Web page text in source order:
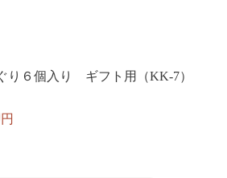
り６個入り ギフト用（KK-7）
円